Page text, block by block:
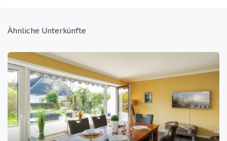
Ähnliche Unterkünfte